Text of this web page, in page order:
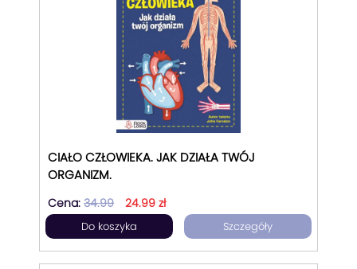
CIAŁO CZŁOWIEKA. JAK DZIAŁA TWÓJ
ORGANIZM.
Cena: 34.99 24.99 zł
Do koszyka Szczegóły